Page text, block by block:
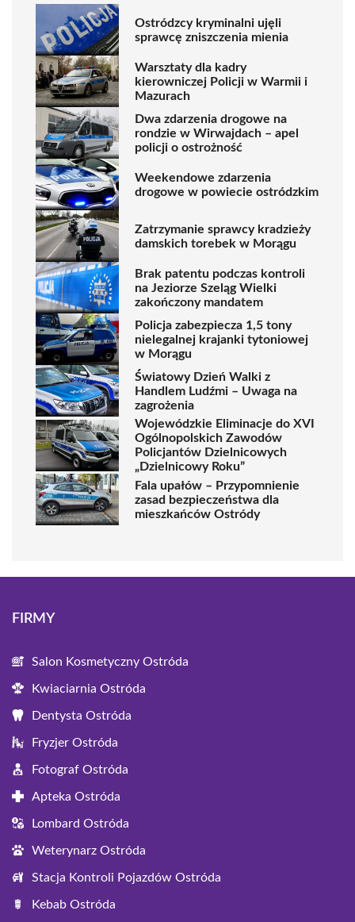
Ostródzcy kryminalni ujęli
sprawcę zniszczenia mienia
Warsztaty dla kadry
kierowniczej Policji w Warmii i
Mazurach
Dwa zdarzenia drogowe na
rondzie w Wirwajdach – apel
policji o ostrożność
Weekendowe zdarzenia
drogowe w powiecie ostródzkim
Zatrzymanie sprawcy kradzieży
damskich torebek w Morągu
Brak patentu podczas kontroli
na Jeziorze Szeląg Wielki
zakończony mandatem
Policja zabezpiecza 1,5 tony
nielegalnej krajanki tytoniowej
w Morągu
Światowy Dzień Walki z
Handlem Ludźmi – Uwaga na
zagrożenia
Wojewódzkie Eliminacje do XVI
Ogólnopolskich Zawodów
Policjantów Dzielnicowych
„Dzielnicowy Roku”
Fala upałów – Przypomnienie
zasad bezpieczeństwa dla
mieszkańców Ostródy
FIRMY
Salon Kosmetyczny Ostróda
Kwiaciarnia Ostróda
Dentysta Ostróda
Fryzjer Ostróda
Fotograf Ostróda
Apteka Ostróda
Lombard Ostróda
Weterynarz Ostróda
Stacja Kontroli Pojazdów Ostróda
Kebab Ostróda